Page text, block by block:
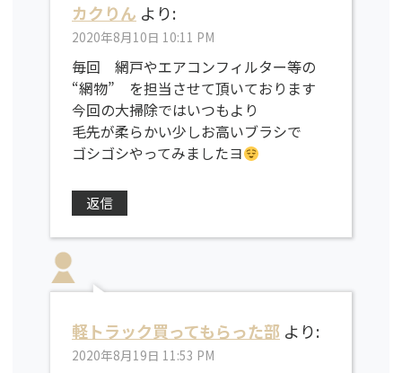
カクりん より:
2020年8月10日 10:11 PM
毎回 網戸やエアコンフィルター等の
“網物” を担当させて頂いております
今回の大掃除ではいつもより
毛先が柔らかい少しお高いブラシで
ゴシゴシやってみましたヨ
返信
軽トラック買ってもらった部 より:
2020年8月19日 11:53 PM